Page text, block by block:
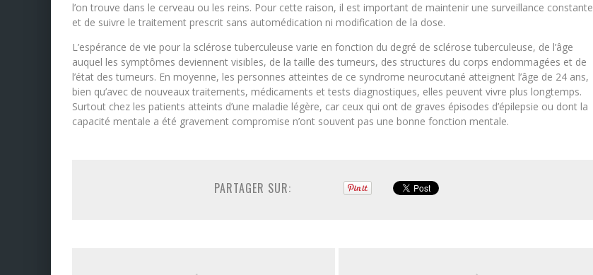
l’on trouve dans le cerveau ou les reins. Pour cette raison, il est important de maintenir une surveillance constante
et de suivre le traitement prescrit sans automédication ni modification de la dose.
L’espérance de vie pour la sclérose tuberculeuse varie en fonction du degré de sclérose tuberculeuse, de l’âge
auquel les symptômes deviennent visibles, de la taille des tumeurs, des structures du corps endommagées et de
l’état des tumeurs. En moyenne, les personnes atteintes de ce syndrome neurocutané atteignent l’âge de 24 ans,
bien qu’avec de nouveaux traitements, médicaments et tests diagnostiques, elles peuvent vivre plus longtemps.
Surtout chez les patients atteints d’une maladie légère, car ceux qui ont de graves épisodes d’épilepsie ou dont la
capacité mentale a été gravement compromise n’ont souvent pas une bonne fonction mentale.
PARTAGER SUR: